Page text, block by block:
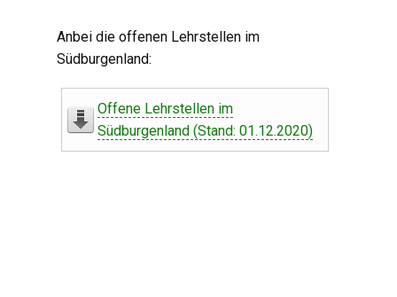
Anbei die offenen Lehrstellen im
Südburgenland:
Offene Lehrstellen im
Südburgenland (Stand: 01.12.2020)